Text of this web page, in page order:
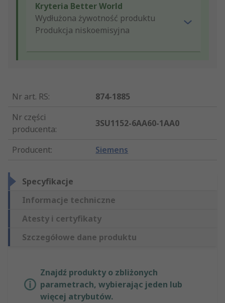
Kryteria Better World
Wydłużona żywotność produktu
Produkcja niskoemisyjna
Nr art. RS:
874-1885
Nr części
producenta:
3SU1152-6AA60-1AA0
Producent: Siemens
Specyfikacje
Informacje techniczne
Atesty i certyfikaty
Szczegółowe dane produktu
Znajdź produkty o zbliżonych
parametrach, wybierając jeden lub
więcej atrybutów.